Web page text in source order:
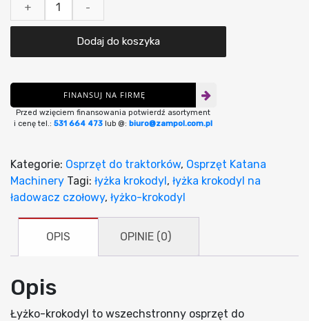
+
Łyżka
krokodyl
-
Dodaj do koszyka
FINANSUJ NA FIRMĘ
Przed wzięciem finansowania potwierdź asortyment
i cenę tel.: 531 664 473lub @: biuro@zampol.com.pl
Kategorie: Osprzęt do traktorków, Osprzęt Katana
Machinery Tagi: łyżka krokodyl, łyżka krokodyl na
ładowacz czołowy, łyżko-krokodyl
OPIS OPINIE (0)
Opis
Łyżko-krokodyl to wszechstronny osprzęt do